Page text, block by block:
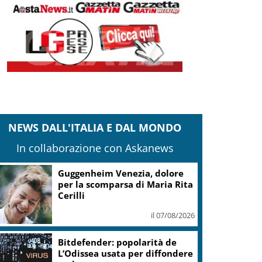
NEWS DALL'ITALIA E DAL MONDO
In collaborazione con Askanews
Guggenheim Venezia, dolore
per la scomparsa di Maria Rita
Cerilli
il 07/08/2026
Bitdefender: popolarità de
L’Odissea usata per diffondere